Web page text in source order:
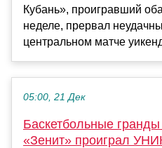
Кубань», проигравший
неделе, прервал
центральном матче
05:00, 21 Дек
Баскетбольные
«Зенит» проиграл